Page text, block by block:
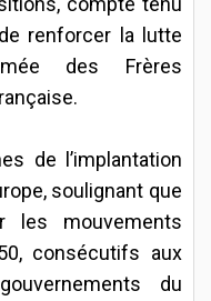
renforcer la lutte
des Frères
de l’implantation
soulignant que
les mouvements
consécutifs aux
du